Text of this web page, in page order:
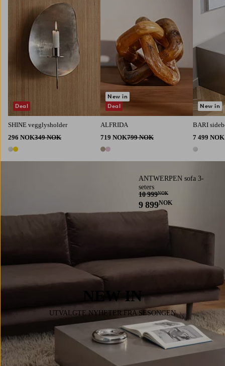
SHINE vegglysholder
296 NOK349 NOK
2 farger
Deal
ALFRIDA
719 NOK799 NOK
2 farger
New in
Deal
BARI
7 499 NOK
1 farge
New in
ANTWERPEN sofa 3-
seters
10 999NOK
9 899NOK
NEW IN
UTVALGTE NYHETER FRA SESONGEN